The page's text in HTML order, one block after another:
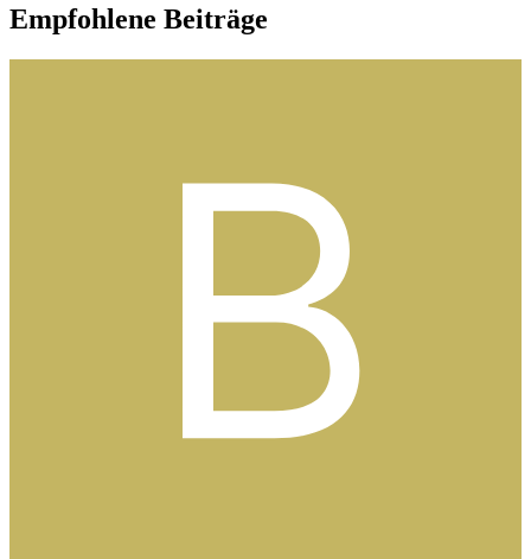
Empfohlene Beiträge